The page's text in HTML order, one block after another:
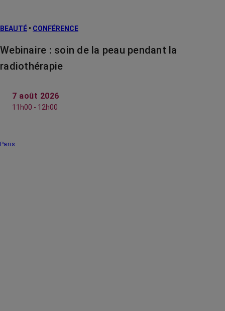
BEAUTÉ • CONFÉRENCE
Webinaire : soin de la peau pendant la
radiothérapie
7 août 2026
11h00 - 12h00
Paris